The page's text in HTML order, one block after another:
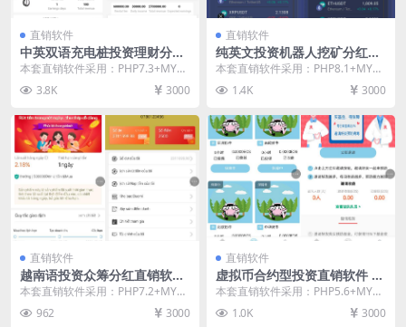
直销软件
中英双语充电桩投资理财分红
直销软件 直销系统 直销管理
本套直销软件采用：PHP7.3+MYS
QL环境，是一套中英双语充电桩投
资理财分红...
3.8K 3000
直销软件
纯英文投资机器人挖矿分红直
销软件 直销系统 直销管理软
本套直销软件采用：PHP8.1+MYS
QL环境，是一套纯英文投资机器人
挖矿分红直...
1.4K 3000
直销软件
越南语投资众筹分红直销软件
直销系统 直销管理软件 直销
本套直销软件采用：PHP7.2+MYS
QL环境，是一套多项目众筹投资分
红带积分兑...
962 3000
直销软件
虚拟币合约型投资直销软件 直
销系统 直销管理软件 直销系
本套直销软件采用：PHP5.6+MYS
QL环境，是一套虚拟币合约型投资
直销软件，...
1.0K 3000